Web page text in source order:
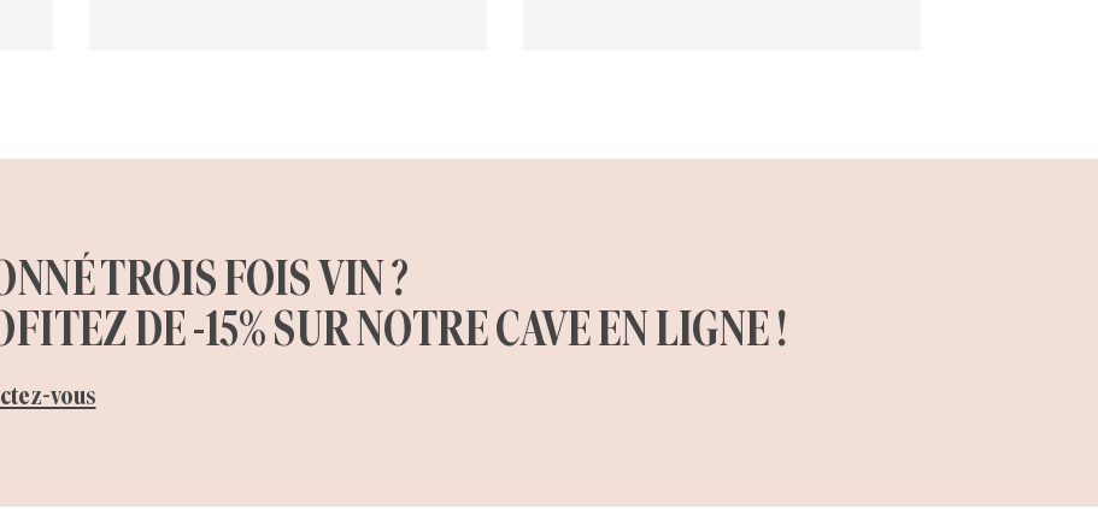
TROIS FOIS VIN ?
DE -15% SUR NOTRE CAVE EN LIGNE !
vous